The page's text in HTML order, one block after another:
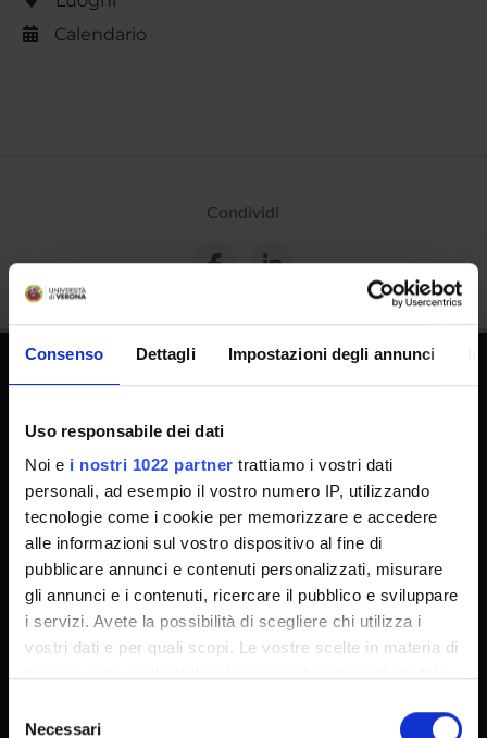
Consenso Dettagli Impostazioni degli annunci
Uso responsabile dei dati
Noi e i nostri 1022 partner trattiamo i vostri dati
personali, ad esempio il vostro numero IP, utilizzando
tecnologie come i cookie per memorizzare e accedere
alle informazioni sul vostro dispositivo al fine di
pubblicare annunci e contenuti personalizzati, misurare
gli annunci e i contenuti, ricercare il pubblico e sviluppare
i servizi. Avete la possibilità di scegliere chi utilizza i
vostri dati e per quali scopi. Le vostre scelte in materia di
modificare o revocare il proprio consenso in qualsiasi
delNecessari
Calendario
Condividi
Master
Contatti e mappa
Supporto tecnico
Area Amministrativa
MyUnivr
Privacy policy